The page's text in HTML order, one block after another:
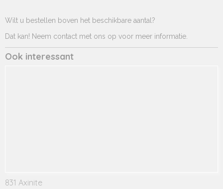
Wilt u bestellen boven het beschikbare aantal?
Dat kan! Neem contact met ons op voor meer informatie.
Ook interessant
831 Axinite